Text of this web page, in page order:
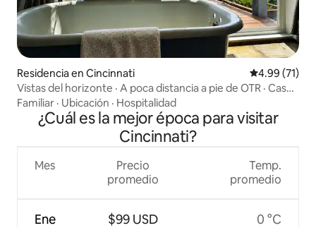
Residencia en Cincinnati Calificación
4.99 (71)
Vistas del horizonte · A poca distancia a pie de OTR · Casa
histórica de 1874
Familiar · Ubicación · Hospitalidad
¿Cuál es la mejor época para visitar
Cincinnati?
Mes
Ene
Precio
promedio
$99 USD
Temp.
promedio
0 °C